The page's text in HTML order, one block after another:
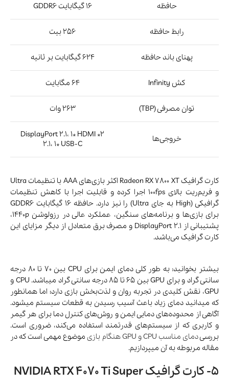
حافظه 16 گیگابایت GDDR6
رابط حافظه 256 بیت
پهنای باند حافظه 624 گیگابایت بر ثانیه
کش Infinity 64 مگابایت
توان مصرفی (TBP) 263 وات
خروجی‌ها
2* DisplayPort 2.1، 1* HDMI
2.1، 1* USB-C
کارت گرافیک Radeon RX 7800 XT اکثر بازی‌های AAA با تنظیمات Ultra
و فریم‌ریت بالای 100fps اجرا کرده و قابلیت اجرا با کاهش تنظیمات
گرافیکی (High به جای Ultra) را نیز دارد. حافظه 16 گیگابایت GDDR6
برای بازی‌ها و برنامه‌های سنگین، عملکرد عالی در رزولوشن 1440p،
پشتیبانی از DisplayPort 2.1 و مصرف برق متعادل از دیگر مزایای این
کارت گرافیک می‌باشد.
بیشتر بخوانید: به طور کلی دمای ایمن برای CPU بین 70 تا 80 درجه
سانتی گراد و برای GPU بین 65 تا 85 درجه سانتی گراد میباشد. CPU و
GPU، نقش کلیدی در تجربه‌ روان و لذت‌بخش بازی دارد؛ اما همانطور
که میدانید دمای زیاد باعث آسیب رسیدن به قطعات سیستم میشود.
آگاهی از محدوده‌های دمایی ایمن و روش‌های کنترل دما برای هر گیمر
و کاربری که از سیستم‌های قدرتمند استفاده می‌کند، ضروری است.
بررسیدمای مناسب CPU و GPU هنگام بازی
موضوع مهمی است که در
مقاله مربوطه به آن میپردازیم.
5- کارت گرافیک NVIDIA RTX 4070 Ti Super